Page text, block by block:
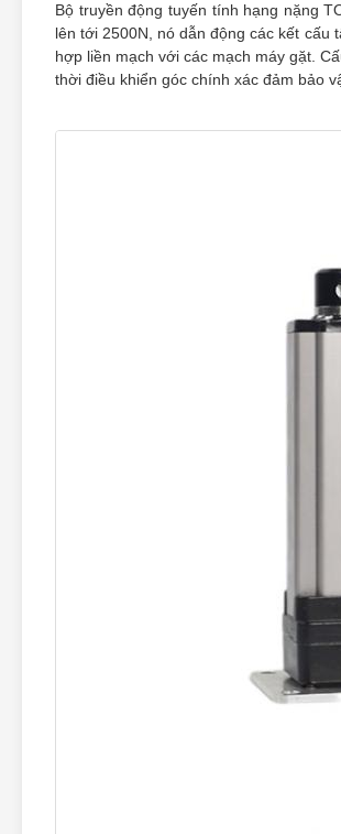
Bộ truyền động tuyến tính hạng nặng
lên tới 2500N, nó dẫn động các kết cấu
hợp liền mạch với các mạch máy gặt.
thời điều khiển góc chính xác đảm bảo